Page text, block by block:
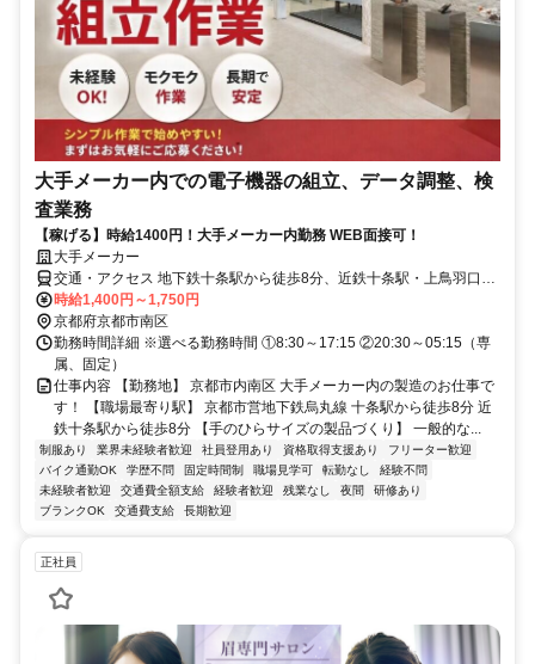
大手メーカー内での電子機器の組立、データ調整、検
査業務
【稼げる】時給1400円！大手メーカー内勤務 WEB面接可！
大手メーカー
交通・アクセス 地下鉄十条駅から徒歩8分、近鉄十条駅・上鳥羽口駅
から徒歩8分
時給1,400円～1,750円
京都府京都市南区
勤務時間詳細 ※選べる勤務時間 ①8:30～17:15 ②20:30～05:15（専
属、固定）
仕事内容 【勤務地】 京都市内南区 大手メーカー内の製造のお仕事で
す！ 【職場最寄り駅】 京都市営地下鉄烏丸線 十条駅から徒歩8分 近
鉄十条駅から徒歩8分 【手のひらサイズの製品づくり】 一般的な...
制服あり 業界未経験者歓迎 社員登用あり 資格取得支援あり
フリーター歓迎
バイク通勤OK
学歴不問 固定時間制 職場見学可 転勤なし
経験不問
未経験者歓迎
交通費全額支給 経験者歓迎 残業なし 夜間
研修あり
ブランクOK
交通費支給 長期歓迎
正社員